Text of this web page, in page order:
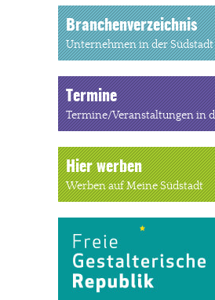
Branchenverzeichnis
Unternehmen in der Südstadt
Termine
Termine/Veranstaltungen in
Hier werben
Werben auf Meine Südstadt